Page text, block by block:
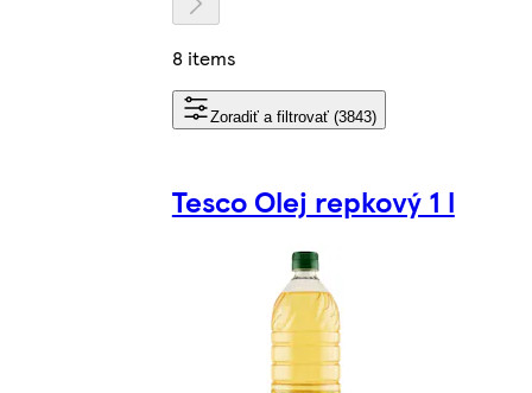
8 items
Zoradiť a filtrovať (3843)
Tesco Olej repkový 1 l